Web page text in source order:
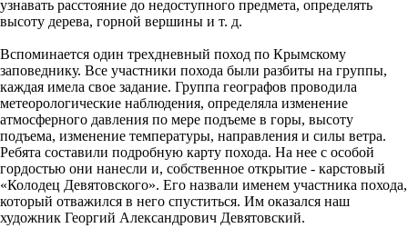
узнавать расстояние до недоступного предмета, определять
высоту дерева, горной вершины и т. д.
Вспоминается один трехдневный поход по Крымскому
заповеднику. Все участники похода были разбиты на группы,
каждая имела свое задание. Группа географов проводила
метеорологические наблюдения, определяла изменение
атмосферного давления по мере подъеме в горы, высоту
подъема, изменение температуры, направления и силы ветра.
Ребята составили подробную карту похода. На нее с особой
гордостью они нанесли и, собственное открытие - карстовый
«Колодец Девятовского». Его назвали именем участника похода,
который отважился в него спуститься. Им оказался наш
художник Георгий Александрович Девятовский.